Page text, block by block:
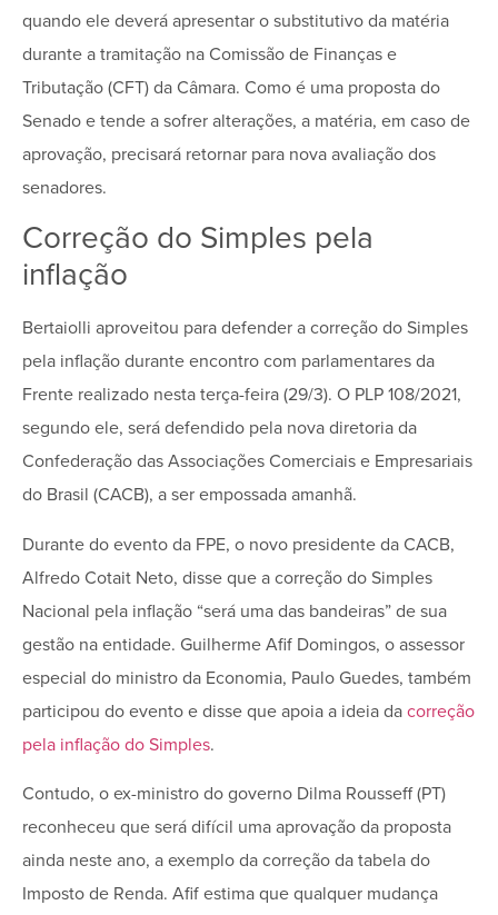
quando ele deverá apresentar o substitutivo da matéria
durante a tramitação na Comissão de Finanças e
Tributação (CFT) da Câmara. Como é uma proposta do
Senado e tende a sofrer alterações, a matéria, em caso de
aprovação, precisará retornar para nova avaliação dos
senadores.
Correção do Simples pela
inflação
Bertaiolli aproveitou para defender a correção do Simples
pela inflação durante encontro com parlamentares da
Frente realizado nesta terça-feira (29/3). O PLP 108/2021,
segundo ele, será defendido pela nova diretoria da
Confederação das Associações Comerciais e Empresariais
do Brasil (CACB), a ser empossada amanhã.
Durante do evento da FPE, o novo presidente da CACB,
Alfredo Cotait Neto, disse que a correção do Simples
Nacional pela inflação “será uma das bandeiras” de sua
gestão na entidade. Guilherme Afif Domingos, o assessor
especial do ministro da Economia, Paulo Guedes, também
participou do evento e disse que apoia a ideia da correção
pela inflação do Simples.
Contudo, o ex-ministro do governo Dilma Rousseff (PT)
reconheceu que será difícil uma aprovação da proposta
ainda neste ano, a exemplo da correção da tabela do
Imposto de Renda. Afif estima que qualquer mudança